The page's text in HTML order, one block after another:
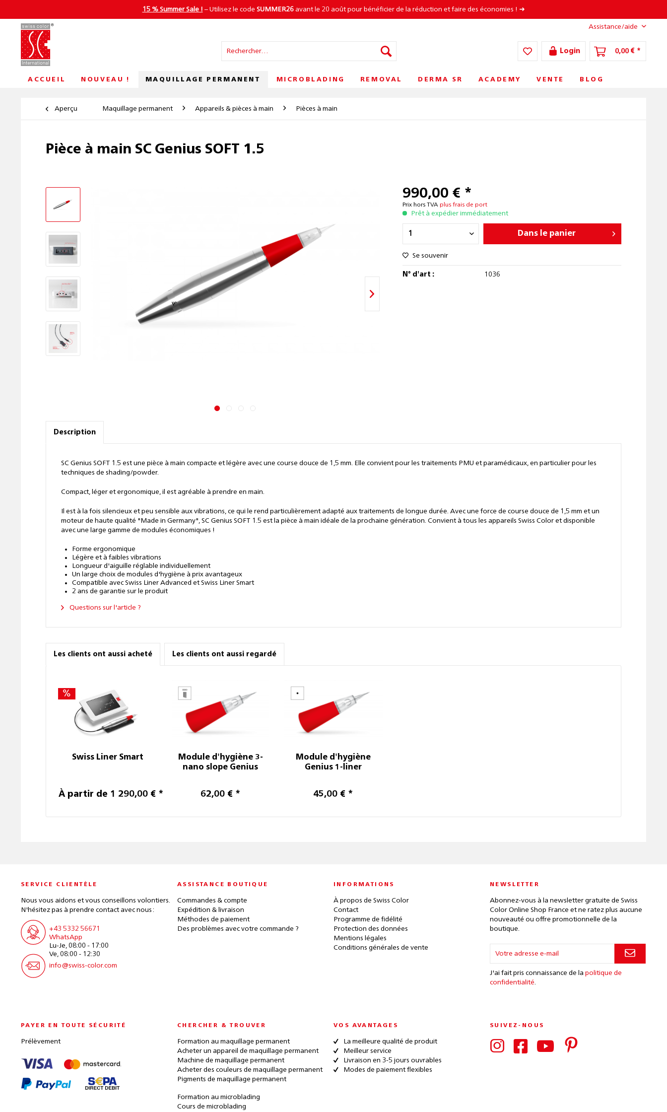
15 % Summer Sale ! – Utilisez le code SUMMER26avant le 20 août pour bénéficier de la réduction et faire des économies ! ➜
Assistance/aide
Login 0,00 € *
ACCUEIL NOUVEAU ! MAQUILLAGE PERMANENT MICROBLADING REMOVAL DERMA SR ACADEMY VENTE BLOG
Aperçu Maquillage permanent Appareils & pièces à main Pièces à main
Pièce à main SC Genius SOFT 1.5
990,00 € *
Prix hors TVAplus frais de port
Prêt à expédier immédiatement
Dans le panier
Se souvenir
N° d'art : 1036
Description
SC Genius SOFT 1.5 est une pièce à main compacte et légère avec une course douce de 1,5 mm. Elle convient pour les traitements PMU et paramédicaux, en particulier pour les
techniques de shading/powder.
Compact, léger et ergonomique, il est agréable à prendre en main.
Il est à la fois silencieux et peu sensible aux vibrations, ce qui le rend particulièrement adapté aux traitements de longue durée. Avec une force de course douce de 1,5 mm et un
moteur de haute qualité "Made in Germany", SC Genius SOFT 1.5 est la pièce à main idéale de la prochaine génération. Convient à tous les appareils Swiss Color et disponible
avec une large gamme de modules économiques !
Forme ergonomique
Légère et à faibles vibrations
Longueur d'aiguille réglable individuellement
Un large choix de modules d'hygiène à prix avantageux
Compatible avec Swiss Liner Advanced et Swiss Liner Smart
2 ans de garantie sur le produit
Questions sur l'article ?
Les clients ont aussi acheté Les clients ont aussi regardé
Swiss Liner Smart
À partir de 1 290,00 € *
Module d'hygiène 3-
nano slope Genius
62,00 € *
Module d'hygiène
Genius 1-liner
45,00 € *
SERVICE CLIENTÈLE
Nous vous aidons et vous conseillons volontiers.
N'hésitez pas à prendre contact avec nous :
+43 5332 56671
WhatsApp
Lu-Je, 08:00 - 17:00
Ve, 08:00 - 12:30
info@swiss-color.com
ASSISTANCE BOUTIQUE
Commandes & compte
Expédition & livraison
Méthodes de paiement
Des problèmes avec votre commande ?
INFORMATIONS
À propos de Swiss Color
Contact
Programme de fidélité
Protection des données
Mentions légales
Conditions générales de vente
NEWSLETTER
Abonnez-vous à la newsletter gratuite de Swiss
Color Online Shop France et ne ratez plus aucune
nouveauté ou offre promotionnelle de la
boutique.
J'ai fait pris connaissance de la politique de
confidentialité.
PAYER EN TOUTE SÉCURITÉ
Prélèvement
CHERCHER & TROUVER
Formation au maquillage permanent
Acheter un appareil de maquillage permanent
Machine de maquillage permanent
Acheter des couleurs de maquillage permanent
Pigments de maquillage permanent
Formation au microblading
Cours de microblading
VOS AVANTAGES
La meilleure qualité de produit
Meilleur service
Livraison en 3-5 jours ouvrables
Modes de paiement flexibles
SUIVEZ-NOUS